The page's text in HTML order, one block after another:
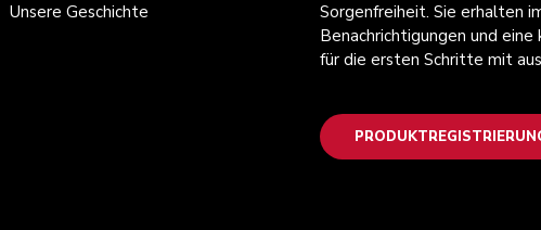
Sorgenfreiheit. Sie erhalten
Benachrichtigungen und
für die ersten Schritte mit
Unsere Geschichte